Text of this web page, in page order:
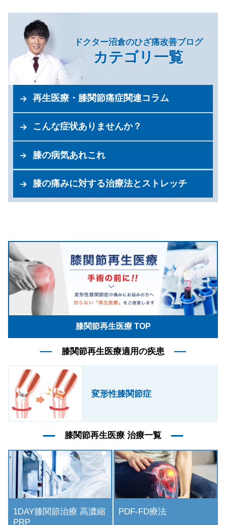
ドクター沼倉のひざ痛改善ブログ
カテゴリ一覧
再生医療・膝関節痛症関連コラム
こんな症状ありませんか？
膝の病気あれこれ
膝の痛みに対する治療法とストレッチ
膝関節再生医療 TOP
膝関節再生医療適用の疾患
変形性膝関節症
膝関節再生医療 治療一覧
1DAY膝関節治療 高濃縮
PRP
PDF-FD療法